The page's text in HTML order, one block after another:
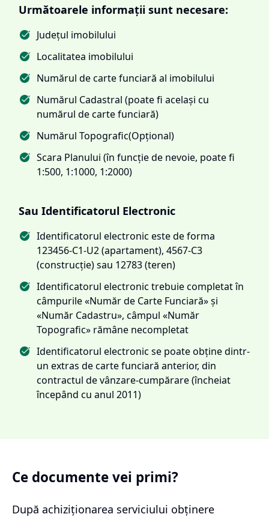
Următoarele informații sunt necesare:
Județul imobilului
Localitatea imobilului
Numărul de carte funciară al imobilului
Numărul Cadastral (poate fi același cu
numărul de carte funciară)
Numărul Topografic(Opțional)
Scara Planului (în funcție de nevoie, poate fi
1:500, 1:1000, 1:2000)
Sau Identificatorul Electronic
Identificatorul electronic este de forma
123456-C1-U2 (apartament), 4567-C3
(construcție) sau 12783 (teren)
Identificatorul electronic trebuie completat în
câmpurile «Număr de Carte Funciară» și
«Număr Cadastru», câmpul «Număr
Topografic» rămâne necompletat
Identificatorul electronic se poate obține dintr-
un extras de carte funciară anterior, din
contractul de vânzare-cumpărare (încheiat
începând cu anul 2011)
Ce documente vei primi?
După achiziționarea serviciului obținere